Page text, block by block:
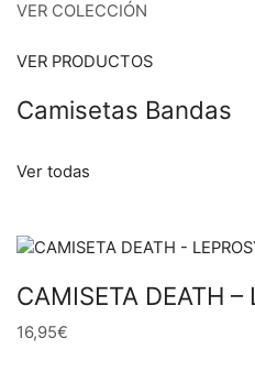
VER COLECCIÓN
VER PRODUCTOS
Camisetas Bandas
Ver todas
CAMISETA DEATH –
16,95€